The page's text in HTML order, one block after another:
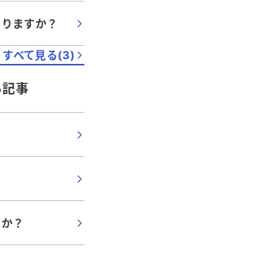
ますか？
すべて見る(3)
記事
？